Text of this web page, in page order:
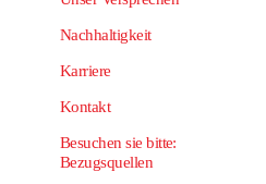
Nachhaltigkeit
Karriere
Kontakt
Besuchen sie bitte:
Bezugsquellen